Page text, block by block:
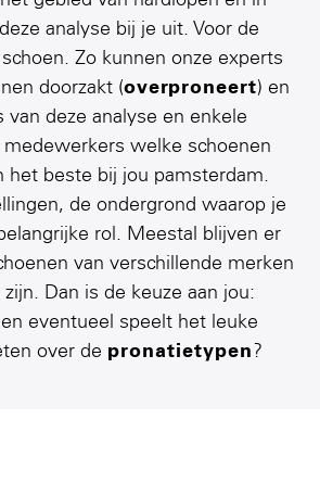
analyse bij je uit. Voor de
Zo kunnen onze experts
doorzakt (overproneert) en
deze analyse en enkele
welke schoenen
beste bij jou pamsterdam.
de ondergrond waarop je
rol. Meestal blijven er
van verschillende merken
Dan is de keuze aan jou:
eventueel speelt het leuke
over de pronatietypen?